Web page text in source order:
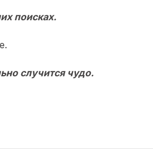
поисках.
случится чудо.